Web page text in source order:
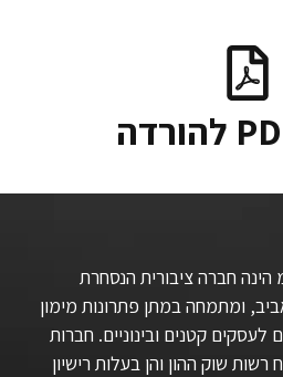
חברה ציבורית הנסחרת
ומתמחה במתן פתרונות מימון
לעסקים קטנים ובינוניים. חברות
שוק ההון והן בעלות רישיון